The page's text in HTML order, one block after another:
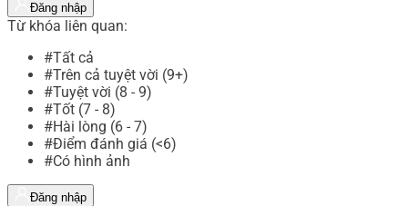
Đăng nhập
Từ khóa liên quan:
#Tất cả
#Trên cả tuyệt vời (9+)
#Tuyệt vời (8 - 9)
#Tốt (7 - 8)
#Hài lòng (6 - 7)
#Điểm đánh giá (<6)
#Có hình ảnh
Đăng nhập